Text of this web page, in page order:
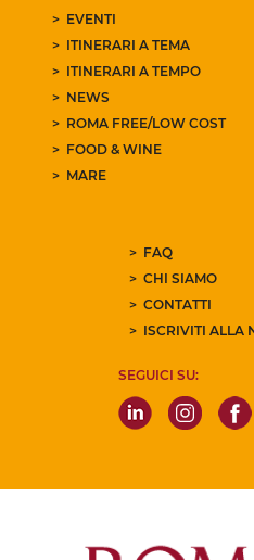
EVENTI
ITINERARI A TEMA
ITINERARI A TEMPO
NEWS
ROMA FREE/LOW COST
FOOD & WINE
MARE
FAQ
CHI SIAMO
CONTATTI
ISCRIVITI ALLA
SEGUICI SU: